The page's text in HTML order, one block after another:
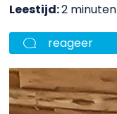
Leestijd:2 minuten
reageer